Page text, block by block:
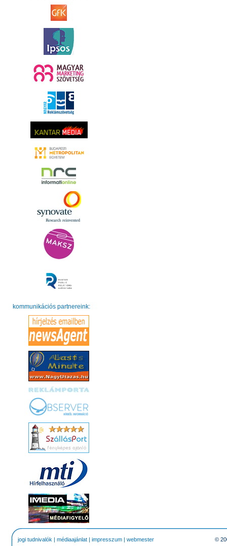
kommunikációs partnereink:
jogi tudnivalók | médiaajánlat | impresszum | webmester ©